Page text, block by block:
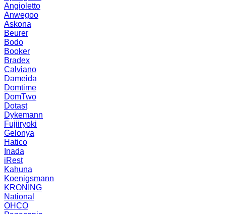
Angioletto
Anwegoo
Askona
Beurer
Bodo
Booker
Bradex
Calviano
Dameida
Domtime
DomTwo
Dotast
Dykemann
Fujiiryoki
Gelonya
Hatico
Inada
iRest
Kahuna
Koenigsmann
KRONING
National
OHCO